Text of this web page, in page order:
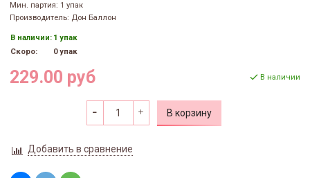
Мин. партия: 1 упак
Производитель: Дон Баллон
В наличии: 1 упак
Скоро:
0 упак
229.00 руб В наличии
В корзину
Добавить в сравнение